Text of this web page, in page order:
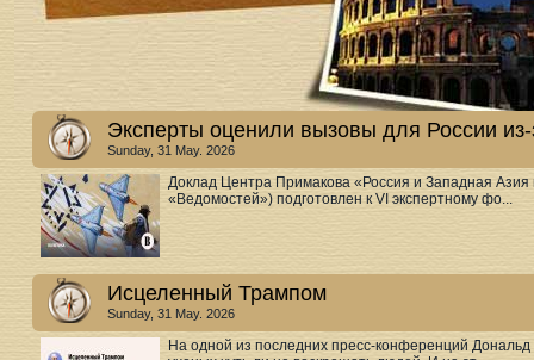
Эксперты оценили вызовы для России
Sunday, 31 May. 2026
Доклад Центра Примакова «Россия и Западная Азия
«Ведомостей») подготовлен к VI экспертному фо...
Исцеленный Трампом
Sunday, 31 May. 2026
На одной из последних пресс-конференций